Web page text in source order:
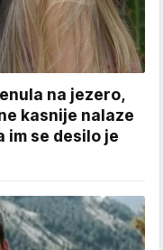
na jezero,
kasnije nalaze
im se desilo je